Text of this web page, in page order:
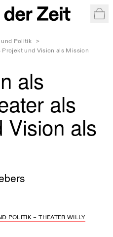
und Politik
>
Projekt und Vision als Mission
als
als
Vision als
POLITIK – THEATER WILLY